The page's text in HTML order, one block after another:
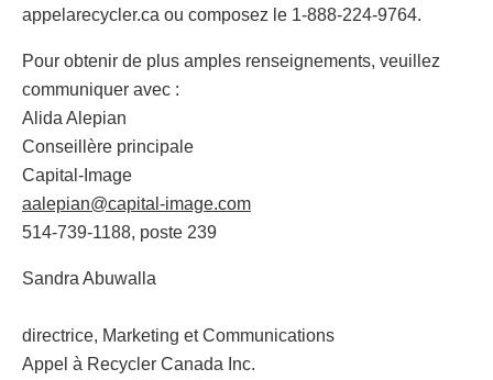
appelarecycler.ca ou composez le 1-888-224-9764.
Pour obtenir de plus amples renseignements, veuillez
communiquer avec :
Alida Alepian
Conseillère principale
Capital-Image
aalepian@capital-image.com
514-739-1188, poste 239
Sandra Abuwalla
directrice, Marketing et Communications
Appel à Recycler Canada Inc.